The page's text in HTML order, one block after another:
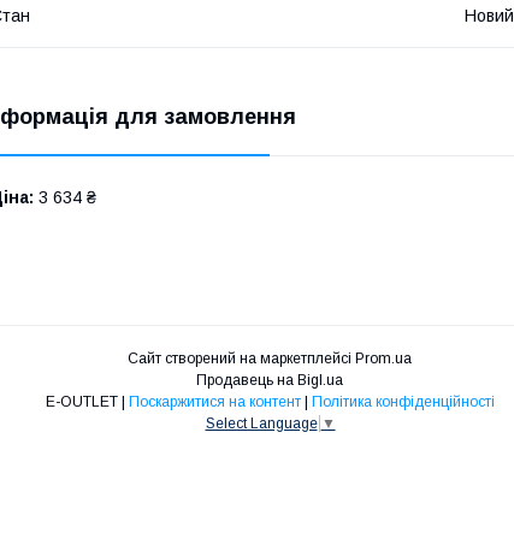
Новий
для замовлення
3 634 ₴
Сайт створений на маркетплейсі Prom.ua
Продавець на Bigl.ua
E-OUTLET | Поскаржитися на контент | Політика конфіденційності
Select Language ▼